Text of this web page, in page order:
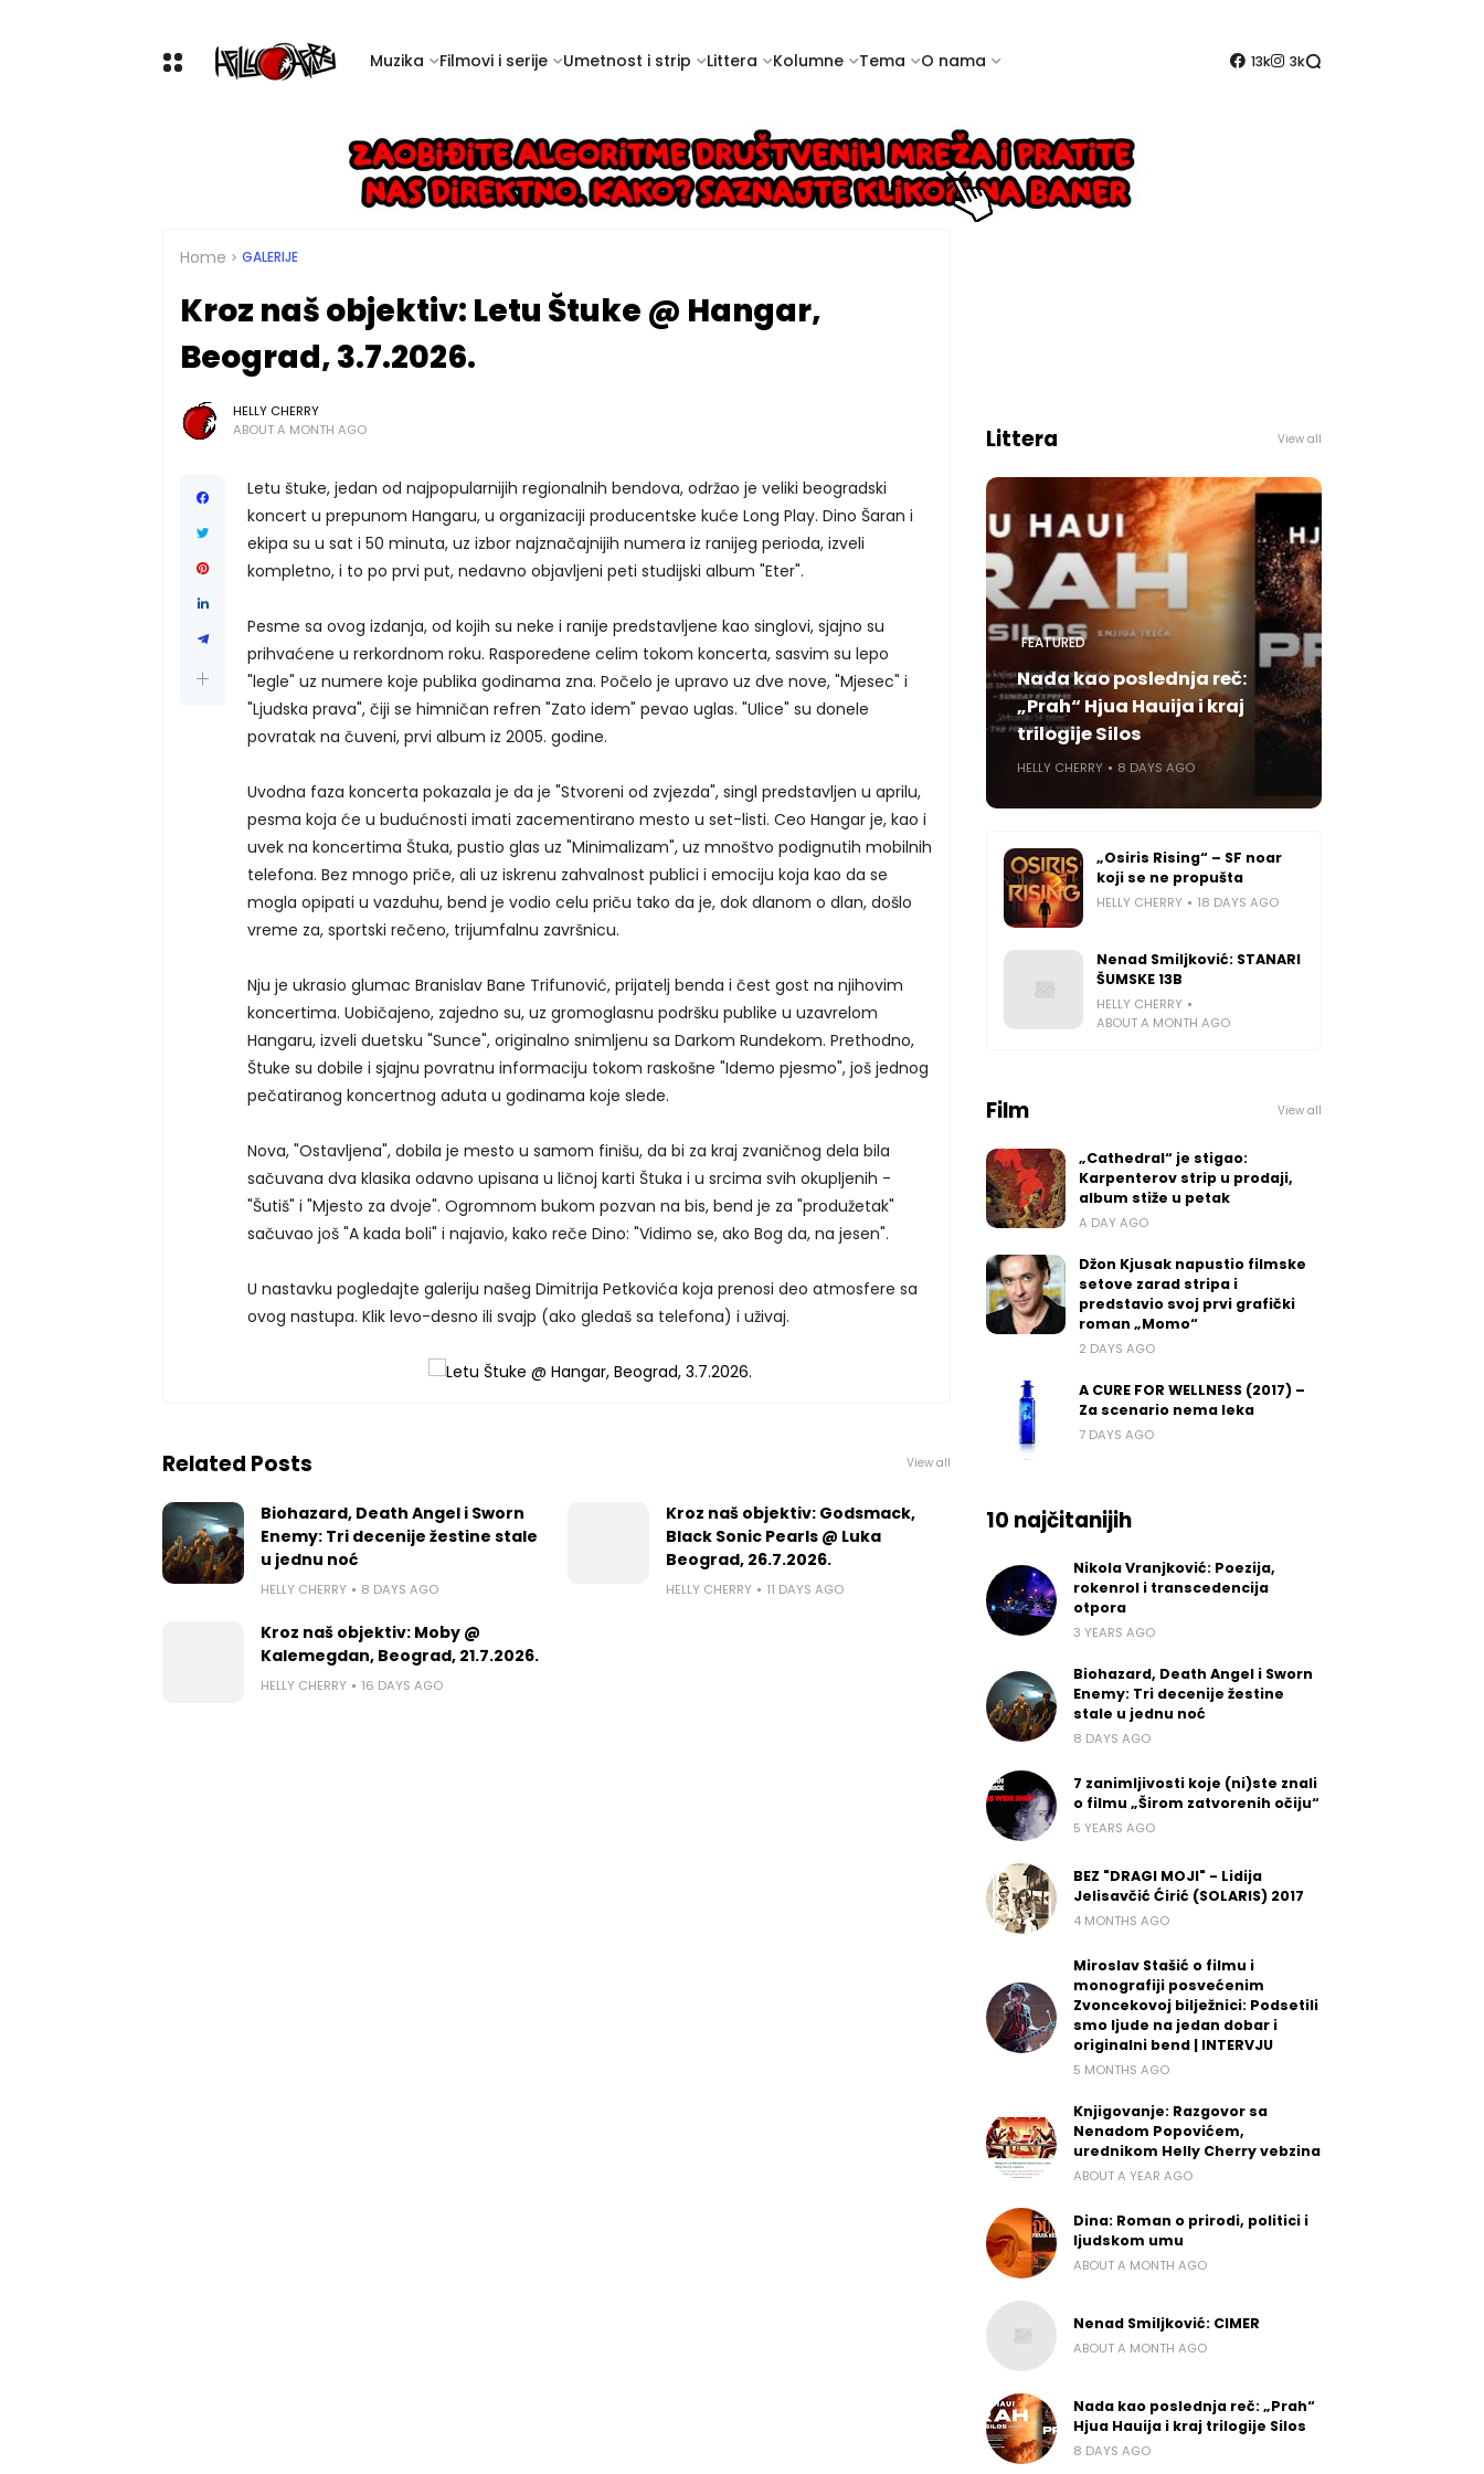
Muzika Filmovi i serije Umetnost i strip Littera Kolumne Tema O nama 13k 3k
Home GALERIJE
Kroz naš objektiv: Letu Štuke @ Hangar,
Beograd, 3.7.2026.
HELLY CHERRY
ABOUT A MONTH AGO
Letu štuke, jedan od najpopularnijih regionalnih bendova, održao je veliki beogradski
koncert u prepunom Hangaru, u organizaciji producentske kuće Long Play. Dino Šaran i
ekipa su u sat i 50 minuta, uz izbor najznačajnijih numera iz ranijeg perioda, izveli
kompletno, i to po prvi put, nedavno objavljeni peti studijski album "Eter".
Pesme sa ovog izdanja, od kojih su neke i ranije predstavljene kao singlovi, sjajno su
prihvaćene u rerkordnom roku. Raspoređene celim tokom koncerta, sasvim su lepo
"legle" uz numere koje publika godinama zna. Počelo je upravo uz dve nove, "Mjesec" i
"Ljudska prava", čiji se himničan refren "Zato idem" pevao uglas. "Ulice" su donele
povratak na čuveni, prvi album iz 2005. godine.
Uvodna faza koncerta pokazala je da je "Stvoreni od zvjezda", singl predstavljen u aprilu,
pesma koja će u budućnosti imati zacementirano mesto u set-listi. Ceo Hangar je, kao i
uvek na koncertima Štuka, pustio glas uz "Minimalizam", uz mnoštvo podignutih mobilnih
telefona. Bez mnogo priče, ali uz iskrenu zahvalnost publici i emociju koja kao da se
mogla opipati u vazduhu, bend je vodio celu priču tako da je, dok dlanom o dlan, došlo
vreme za, sportski rečeno, trijumfalnu završnicu.
Nju je ukrasio glumac Branislav Bane Trifunović, prijatelj benda i čest gost na njihovim
koncertima. Uobičajeno, zajedno su, uz gromoglasnu podršku publike u uzavrelom
Hangaru, izveli duetsku "Sunce", originalno snimljenu sa Darkom Rundekom. Prethodno,
Štuke su dobile i sjajnu povratnu informaciju tokom raskošne "Idemo pjesmo", još jednog
pečatiranog koncertnog aduta u godinama koje slede.
Nova, "Ostavljena", dobila je mesto u samom finišu, da bi za kraj zvaničnog dela bila
sačuvana dva klasika odavno upisana u ličnoj karti Štuka i u srcima svih okupljenih -
"Šutiš" i "Mjesto za dvoje". Ogromnom bukom pozvan na bis, bend je za "produžetak"
sačuvao još "A kada boli" i najavio, kako reče Dino: "Vidimo se, ako Bog da, na jesen".
U nastavku pogledajte galeriju našeg Dimitrija Petkovića koja prenosi deo atmosfere sa
ovog nastupa. Klik levo-desno ili svajp (ako gledaš sa telefona) i uživaj.
Related Posts View all
Biohazard, Death Angel i Sworn
Enemy: Tri decenije žestine stale
u jednu noć
HELLY CHERRY 8 DAYS AGO
Kroz naš objektiv: Godsmack,
Black Sonic Pearls @ Luka
Beograd, 26.7.2026.
HELLY CHERRY 11 DAYS AGO
Kroz naš objektiv: Moby @
Kalemegdan, Beograd, 21.7.2026.
HELLY CHERRY 16 DAYS AGO
Littera View all
FEATURED
Nada kao poslednja reč:
„Prah“ Hjua Hauija i kraj
trilogije Silos
HELLY CHERRY 8 DAYS AGO
„Osiris Rising“ – SF noar
koji se ne propušta
HELLY CHERRY 18 DAYS AGO
Nenad Smiljković: STANARI
ŠUMSKE 13B
HELLY CHERRY
ABOUT A MONTH AGO
Film View all
„Cathedral“ je stigao:
Karpenterov strip u prodaji,
album stiže u petak
A DAY AGO
Džon Kjusak napustio filmske
setove zarad stripa i
predstavio svoj prvi grafički
roman „Momo“
2 DAYS AGO
A CURE FOR WELLNESS (2017) –
Za scenario nema leka
7 DAYS AGO
10 najčitanijih
Nikola Vranjković: Poezija,
rokenrol i transcedencija
otpora
3 YEARS AGO
Biohazard, Death Angel i Sworn
Enemy: Tri decenije žestine
stale u jednu noć
8 DAYS AGO
7 zanimljivosti koje (ni)ste znali
o filmu „Širom zatvorenih očiju“
5 YEARS AGO
BEZ "DRAGI MOJI" - Lidija
Jelisavčić Ćirić (SOLARIS) 2017
4 MONTHS AGO
Miroslav Stašić o filmu i
monografiji posvećenim
Zvoncekovoj bilježnici: Podsetili
smo ljude na jedan dobar i
originalni bend | INTERVJU
5 MONTHS AGO
Knjigovanje: Razgovor sa
Nenadom Popovićem,
urednikom Helly Cherry vebzina
ABOUT A YEAR AGO
Dina: Roman o prirodi, politici i
ljudskom umu
ABOUT A MONTH AGO
Nenad Smiljković: CIMER
ABOUT A MONTH AGO
Nada kao poslednja reč: „Prah“
Hjua Hauija i kraj trilogije Silos
8 DAYS AGO